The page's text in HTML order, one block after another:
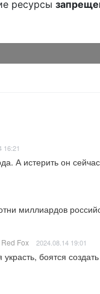
ресурсы
16:21
А истерить он
миллиардов
Red Fox 2024.08.14 19:01
боятся